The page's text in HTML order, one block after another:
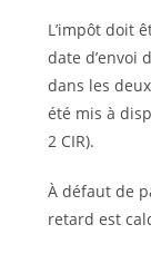
L’impôt doit
date d’envoi
dans les
été mis à
2 CIR).
À défaut de
retard est